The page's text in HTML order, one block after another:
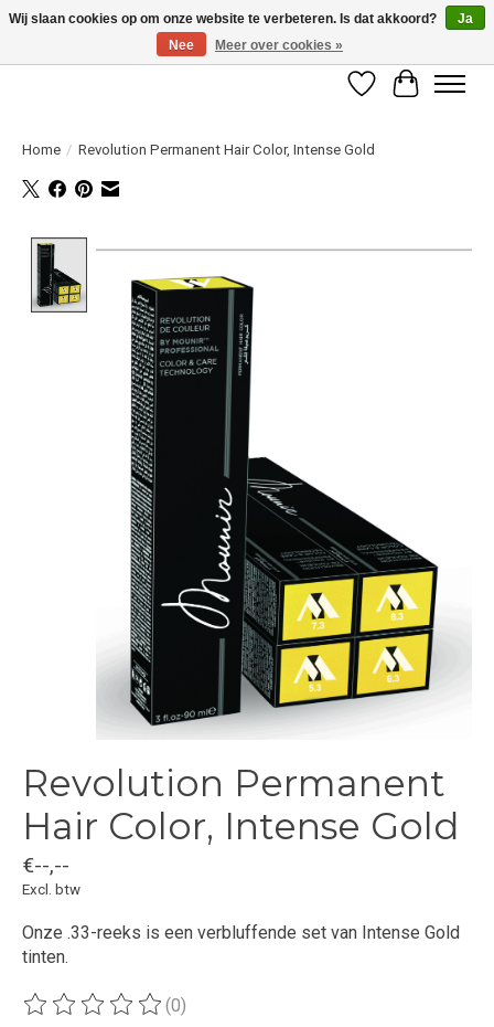
LET OP! ALLEEN BESCHIKBAAR VOOR GEVERIFIEERDE PROFESSIONALS
Verlanglijst
Home / Revolution Permanent Hair Color, Intense Gold
Product image slideshow Items
Revolution Permanent
Hair Color, Intense Gold
€--,--
Excl. btw
Onze .33-reeks is een verbluffende set van Intense Gold
tinten.
De beoordeling van dit product is
(0)
Wij slaan cookies op om onze website te verbeteren. Is dat akkoord?
Ja
Nee
Meer over cookies »